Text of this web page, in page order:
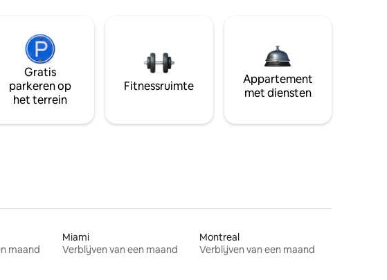
Gratis
parkeren op
het terrein
Fitnessruimte
Appartement
met diensten
maand
Miami
Verblijven van een maand
Montreal
Verblijven van een maand